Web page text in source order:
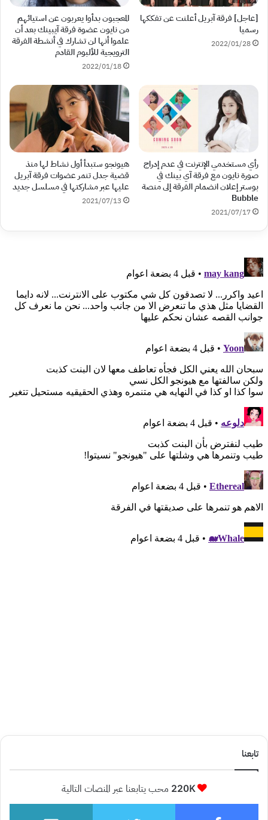
[عاجل] فرقة آبريل أعلنت عن تفككها
رسميا
2022/01/28
المعجبون بدأوا يعربون عن استيائهم
من نايون عضوة فرقة آيبينك بعد أن
علموا أنها لن تشارك في أنشطة الفرقة
الترويجية للألبوم القادم
2022/01/18
رأي مستخدمي الإنترنت في عدم إدراج
صورة نايون مع فرقة آي بينك في
بوستر إعلان انضمام الفرقة إلى منصة
Bubble
2021/07/17
هيونجو ستبدأ أول نشاط لها منذ
قضية جدل تنمر عضوات فرقة آبريل
عليها عبر مشاركتها في مسلسل جديد
2021/07/13
تابعنا
220K محب يتابعنا عبر المنصات التالية